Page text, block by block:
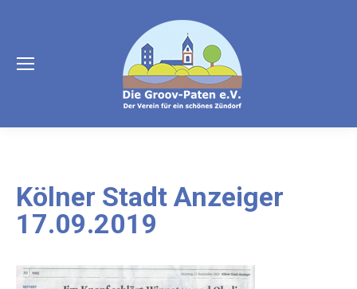
Kölner Stadt Anzeiger
17.09.2019